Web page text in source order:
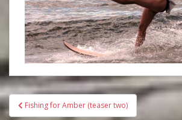
Bericht
Fishing for Amber (teaser two)